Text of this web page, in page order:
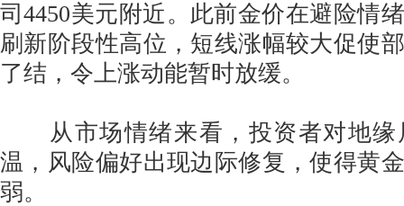
司4450美元附近。此前金价在避险情
刷新阶段性高位，短线涨幅较大促使
了结，令上涨动能暂时放缓。
从市场情绪来看，投资者对地缘
温，风险偏好出现边际修复，使得黄
弱。